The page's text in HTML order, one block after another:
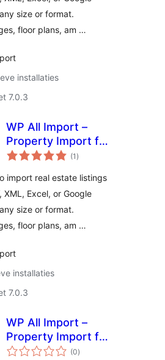
size or format.
floor plans, am …
installaties
7.0.3
WP All Import –
Property Import for
Reales WP
(1 totaal
waarderingen
)
import real estate listings
XML, Excel, or Google
size or format.
floor plans, am …
installaties
7.0.3
WP All Import –
Property Import for
Real Places (0totaal
waarderingen
)